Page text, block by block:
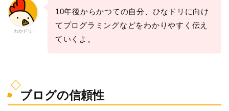
わかドリ
10年後からかつての自分、ひなドリに向け
てプログラミングなどをわかりやすく伝え
ていくよ。
ブログの信頼性